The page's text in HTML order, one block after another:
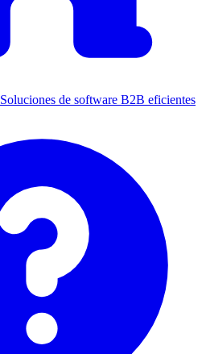
Soluciones de software B2B eficientes